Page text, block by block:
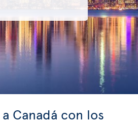
Canadá con los